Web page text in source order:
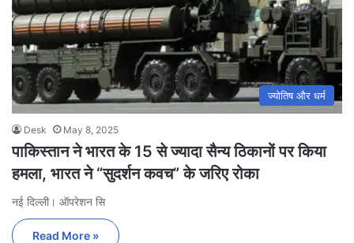
ज्योतिष और धर्म
Desk May 8, 2025
पाकिस्तान ने भारत के 15 से ज्यादा सैन्य ठिकानों पर किया
हमला, भारत ने “सुदर्शन कवच” के जरिए रोका
नई दिल्ली। ऑपरेशन सि
Read More »